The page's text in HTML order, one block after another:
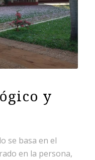
y
se basa en el
en la persona,